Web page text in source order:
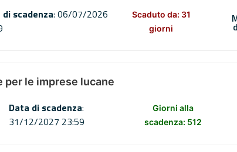
di scadenza: 06/07/2026
Scaduto da: 31
giorni
per le imprese lucane
Data di scadenza:
31/12/2027 23:59
Giorni alla
scadenza: 512